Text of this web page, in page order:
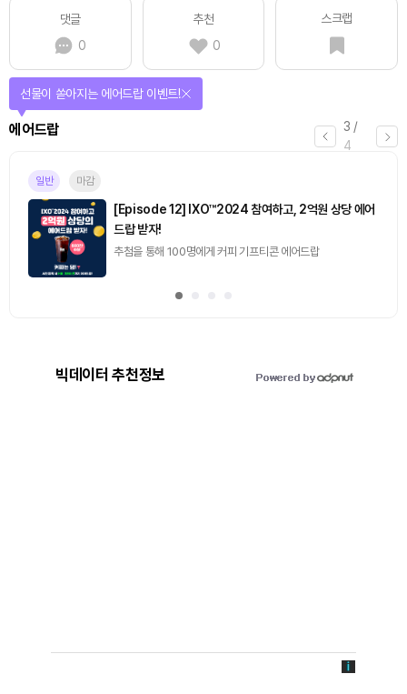
댓글
0
추천
0
스크랩
3 /
4
에어드랍
선물이 쏟아지는 에어드랍 이벤트!
일반 마감
[Episode 12] IXO™2024 참여하고, 2억원 상당 에어
드랍 받자!
추첨을 통해 100명에게 커피 기프티콘 에어드랍
빅데이터 추천정보